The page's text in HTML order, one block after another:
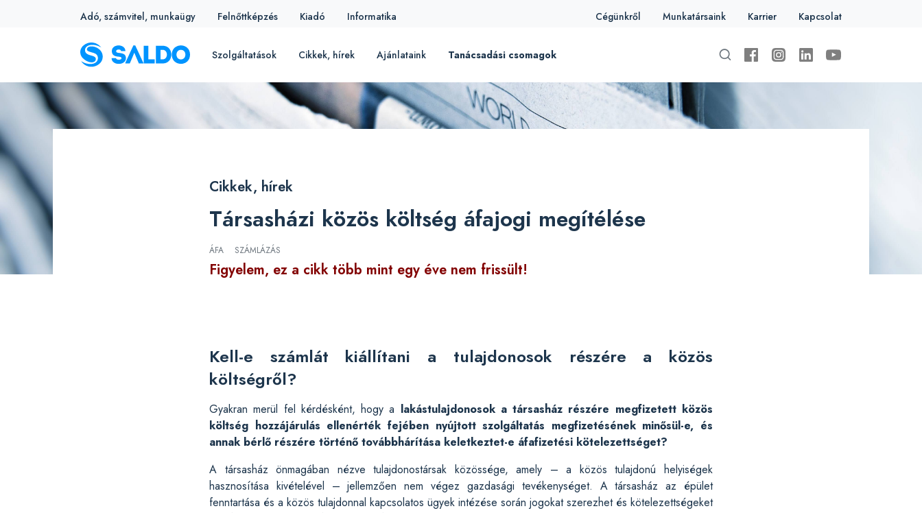
Adó, számvitel, munkaügy Felnőttképzés Kiadó Informatika Cégünkről Munkatársaink Karrier Kapcsolat
Szolgáltatások Cikkek, hírek Ajánlataink Tanácsadási csomagok
Cikkek, hírek
Társasházi közös költség áfajogi megítélése
ÁFA SZÁMLÁZÁS
Figyelem, ez a cikk több mint egy éve nem frissült!
Kell-e számlát kiállítani a tulajdonosok részére a közös
költségről?
Gyakran merül fel kérdésként, hogy a lakástulajdonosok a társasház részére megfizetett közös
költség hozzájárulás ellenérték fejében nyújtott szolgáltatás megfizetésének minősül-e, és
annak bérlő részére történő továbbhárítása keletkeztet-e áfafizetési kötelezettséget?
A társasház önmagában nézve tulajdonostársak közössége, amely – a közös tulajdonú helyiségek
hasznosítása kivételével – jellemzően nem végez gazdasági tevékenységet. A társasház az épület
fenntartása és a közös tulajdonnal kapcsolatos ügyek intézése során jogokat szerezhet és kötelezettségeket